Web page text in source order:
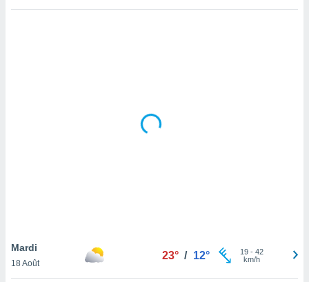
pas
de
Mardi
18 Août
23° / 12° 19- 42
km/h